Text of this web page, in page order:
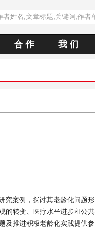
合 作 我 们
究案例，探讨其老龄化问题形
的转变、医疗水平进步和公共
及推进积极老龄化实践提供参